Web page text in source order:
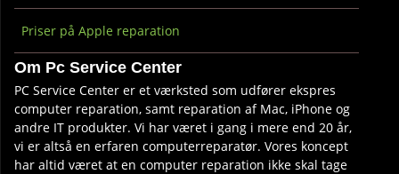
Priser på Apple reparation
Om Pc Service Center
PC Service Center er et værksted som udfører ekspres
computer reparation, samt reparation af Mac, iPhone og
andre IT produkter. Vi har været i gang i mere end 20 år,
vi er altså en erfaren computerreparatør. Vores koncept
har altid været at en computer reparation ikke skal tage